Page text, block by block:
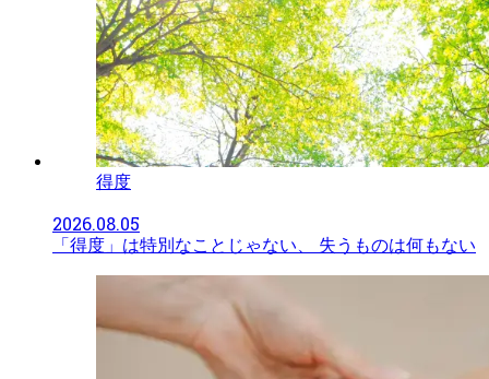
得度
2026.08.05
「得度」は特別なことじゃない、 失うものは何もない